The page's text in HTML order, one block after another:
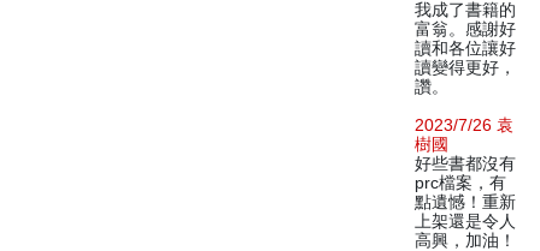
我成了書籍的
富翁。感謝好
讀和各位讓好
讀變得更好，
讚。
2023/7/26 袁
樹國
好些書都沒有
prc檔案，有
點遺憾！重新
上架還是令人
高興，加油！